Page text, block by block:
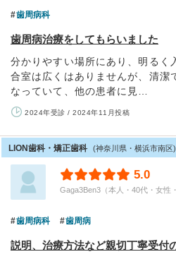
歯周病科
歯周病治療をしてもらいました
分かりやすい場所にあり、明るく
合室は広くはありませんが、清潔
なっていて、他の患者に見…
2024年受診 / 2024年11月投稿
LION歯科・矯正歯科 (神奈川県・横浜市南区)
5.0
Gaga3Ben3（本人・40代・女性
歯周病科 歯周病
説明、治療方法など親切丁寧受付